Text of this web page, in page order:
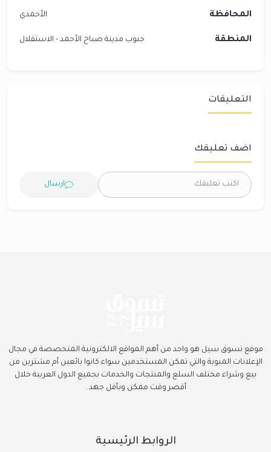
المحافظة الأحمدي
المنطقة جنوب مدينة صباح الأحمد - الاستقلال
التعليقات
اضف تعليقك
ارسال
موقع تسوق سيل هو واحد من أهم المواقع الالكترونية المتخصصة في مجال
الإعلانات المبوبة والتي تمكن المستخدمين سواء كانوا بائعين أم مشترين من
بيع وشراء مختلف السلع والمنتجات والخدمات بجميع الدول العربية خلال
أقصر وقت ممكن وبأقل جهد .
الروابط الرئيسية